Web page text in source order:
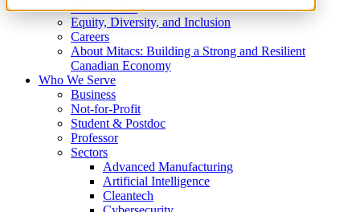
What We Do
Equity, Diversity, and Inclusion
Careers
About Mitacs: Building a Strong and Resilient
Canadian Economy
Who We Serve
Business
Not-for-Profit
Student & Postdoc
Professor
Sectors
Advanced Manufacturing
Artificial Intelligence
Cleantech